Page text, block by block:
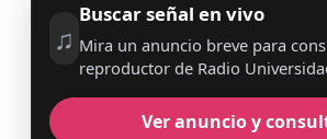
♫
Buscar señal en vivo
Mira un anuncio breve para
reproductor de Radio
Ver anuncio y